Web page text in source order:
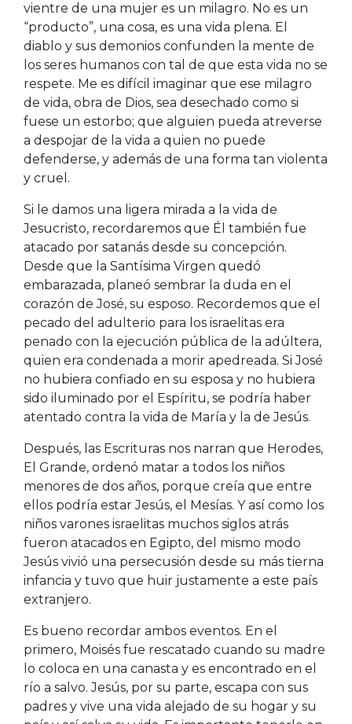
vientre de una mujer es un milagro. No es un
“producto”, una cosa, es una vida plena. El
diablo y sus demonios confunden la mente de
los seres humanos con tal de que esta vida no se
respete. Me es difícil imaginar que ese milagro
de vida, obra de Dios, sea desechado como si
fuese un estorbo; que alguien pueda atreverse
a despojar de la vida a quien no puede
defenderse, y además de una forma tan violenta
y cruel.
Si le damos una ligera mirada a la vida de
Jesucristo, recordaremos que Él también fue
atacado por satanás desde su concepción.
Desde que la Santísima Virgen quedó
embarazada, planeó sembrar la duda en el
corazón de José, su esposo. Recordemos que el
pecado del adulterio para los israelitas era
penado con la ejecución pública de la adúltera,
quien era condenada a morir apedreada. Si José
no hubiera confiado en su esposa y no hubiera
sido iluminado por el Espíritu, se podría haber
atentado contra la vida de María y la de Jesús.
Después, las Escrituras nos narran que Herodes,
El Grande, ordenó matar a todos los niños
menores de dos años, porque creía que entre
ellos podría estar Jesús, el Mesías. Y así como los
niños varones israelitas muchos siglos atrás
fueron atacados en Egipto, del mismo modo
Jesús vivió una persecusión desde su más tierna
infancia y tuvo que huir justamente a este país
extranjero.
Es bueno recordar ambos eventos. En el
primero, Moisés fue rescatado cuando su madre
lo coloca en una canasta y es encontrado en el
río a salvo. Jesús, por su parte, escapa con sus
padres y vive una vida alejado de su hogar y su